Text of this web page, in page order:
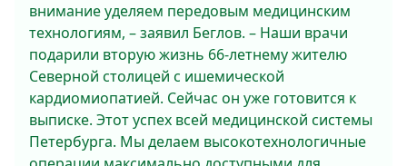
внимание уделяем передовым медицинским
технологиям, – заявил Беглов. – Наши врачи
подарили вторую жизнь 66-летнему жителю
Северной столицей с ишемической
кардиомиопатией. Сейчас он уже готовится к
выписке. Этот успех всей медицинской системы
Петербурга. Мы делаем высокотехнологичные